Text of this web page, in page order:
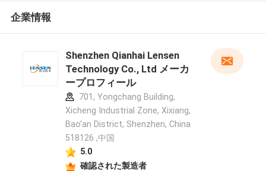
企業情報
Shenzhen Qianhai Lensen
Technology Co., Ltd メーカ
ープロフィール
701, Yongchang Building,
Xicheng Industrial Zone, Xixiang,
Bao'an District, Shenzhen, China
518126 ,中国
5.0
確認された製造者